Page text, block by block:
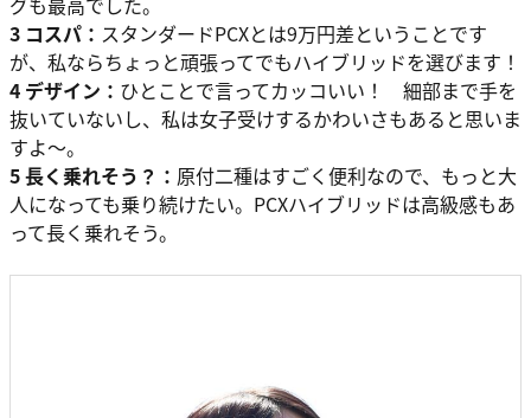
3 コスパ： スタンダードPCXとは9万円差ということです
が、私ならちょっと頑張ってでもハイブリッドを選びます！
4 デザイン： ひとことで言ってカッコいい！ 細部まで手を
抜いていないし、私は女子受けするかわいさもあると思いま
すよ〜。
5 長く乗れそう？： 原付二種はすごく便利なので、もっと大
人になっても乗り続けたい。PCXハイブリッドは高級感もあ
って長く乗れそう。